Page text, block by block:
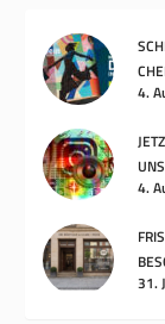
4.
4.
31.